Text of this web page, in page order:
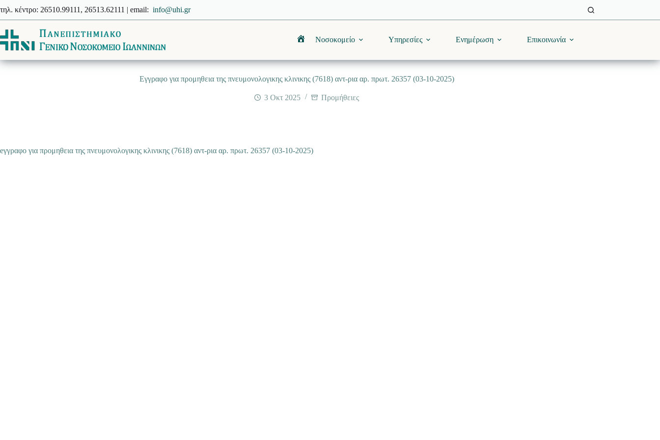
στο
περιεχόμενο
τηλ. κέντρο: 26510.99111, 26513.62111 | email: info@uhi.gr
ΑρχικήΝοσοκομείο Υπηρεσίες Ενημέρωση Επικοινωνία
Εγγραφο για προμηθεια της πνευμονολογικης κλινικης (7618) αντ-ρια αρ. πρωτ. 26357 (03-10-2025)
3 Οκτ 2025 Προμήθειες
eγγραφο για προμηθεια της πνευμονολογικης κλινικης (7618) αντ-ρια αρ. πρωτ. 26357 (03-10-2025)